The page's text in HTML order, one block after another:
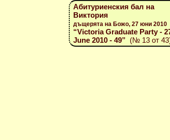
Абитуриенския бал на
Виктория
дъщерята на Божо, 27 юни 2010
“Victoria Graduate Party -
June 2010 - 49” (№ 13 от